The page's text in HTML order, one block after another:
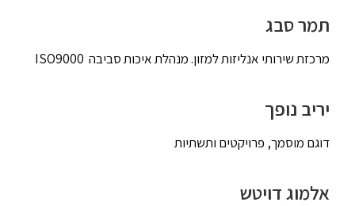
תמר סבג
מרכזת שירותי אנליזות למזון. מנהלת איכות סביבה ISO9000
יריב נופך
דוגם מוסמך, פרויקטים ותשתיות
אלמוג דויטש